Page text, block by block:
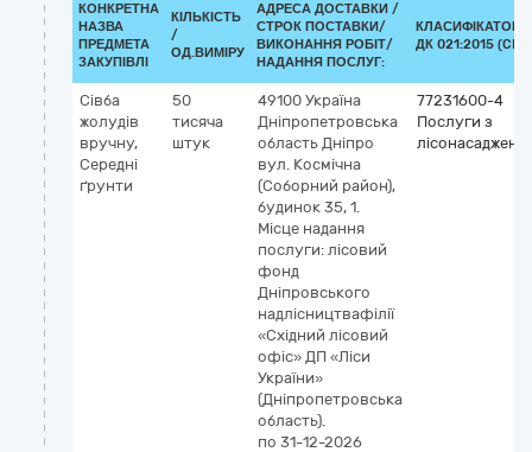
КОНКРЕТНА
НАЗВА
ПРЕДМЕТА
ЗАКУПІВЛІ
КІЛЬКІСТЬ
/
ОД.ВИМІРУ
АДРЕСА ДОСТАВКИ /
СТРОК ПОСТАВКИ/
ВИКОНАННЯ РОБІТ/
НАДАННЯ ПОСЛУГ:
КЛАСИФІКАТОР
ДК 021:2015 (CPV)
Сівба
жолудів
вручну,
Середні
ґрунти
50
тисяча
штук
49100 Україна
Дніпропетровська
область Дніпро
вул. Космічна
(Соборний район),
будинок 35, 1.
Місце надання
послуги: лісовий
фонд
Дніпровського
надлісництвафілії
«Східний лісовий
офіс» ДП «Ліси
України»
(Дніпропетровська
область).
по 31-12-2026
77231600-4
Послуги з